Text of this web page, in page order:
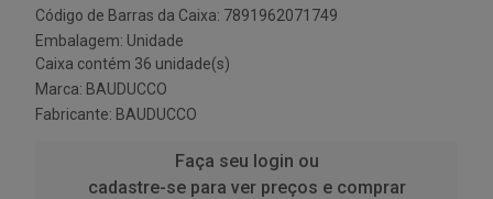
Código de Barras da Caixa: 7891962071749
Embalagem: Unidade
Caixa contém 36 unidade(s)
Marca: BAUDUCCO
Fabricante: BAUDUCCO
Faça seu login ou
cadastre-se para ver preços e comprar